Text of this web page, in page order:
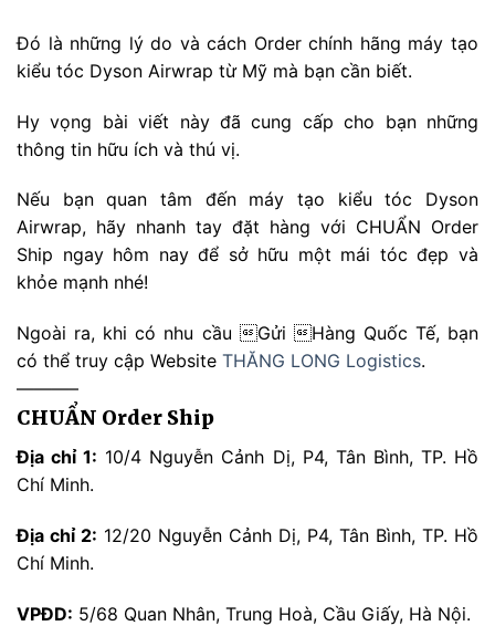
Đó là những lý do và cách Order chính hãng máy tạo
kiểu tóc Dyson Airwrap từ Mỹ mà bạn cần biết.
Hy vọng bài viết này đã cung cấp cho bạn những
thông tin hữu ích và thú vị.
Nếu bạn quan tâm đến máy tạo kiểu tóc Dyson
Airwrap, hãy nhanh tay đặt hàng với CHUẨN Order
Ship ngay hôm nay để sở hữu một mái tóc đẹp và
khỏe mạnh nhé!
Ngoài ra, khi có nhu cầu Gửi Hàng Quốc Tế, bạn
có thể truy cập Website THĂNG LONG Logistics.
———–
CHUẨN Order Ship
Địa chỉ 1: 10/4 Nguyễn Cảnh Dị, P4, Tân Bình, TP. Hồ
Chí Minh.
Địa chỉ 2: 12/20 Nguyễn Cảnh Dị, P4, Tân Bình, TP. Hồ
Chí Minh.
VPĐD: 5/68 Quan Nhân, Trung Hoà, Cầu Giấy, Hà Nội.